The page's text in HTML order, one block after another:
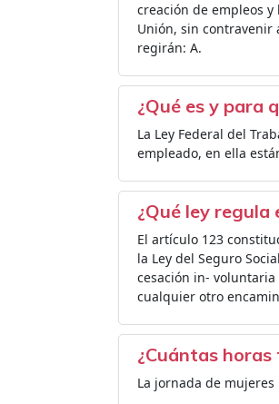
creación de empleos
Unión, sin contravenir
regirán: A.
¿Qué es y para
La Ley Federal del
empleado, en ella
¿Qué ley
El artículo 123
la Ley del Seguro
cesación in-
cualquier otro
¿Cuántas
La jornada de